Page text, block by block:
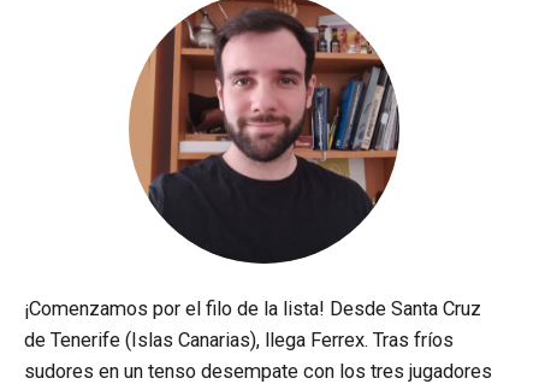
¡Comenzamos por el filo de la lista! Desde Santa Cruz
de Tenerife (Islas Canarias), llega Ferrex. Tras fríos
sudores en un tenso desempate con los tres jugadores